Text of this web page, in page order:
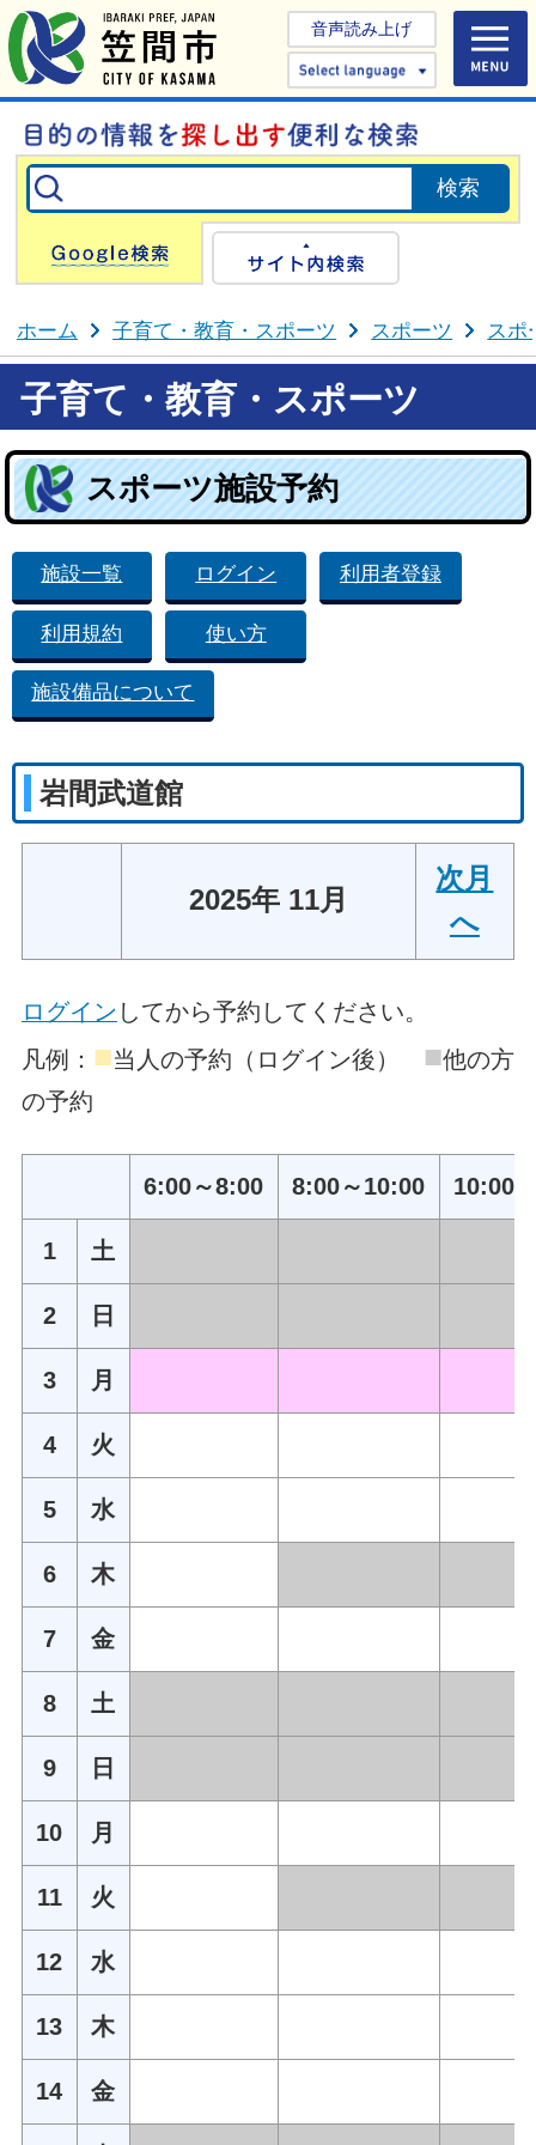
音声読み上げ
Select
Google検索
ホーム 子育て・教育・スポーツ スポーツ スポ
子育て・教育・スポーツ
スポーツ施設予約
施設一覧 ログイン 利用者登録
利用規約 使い方
施設備品について
岩間武道館
2025年 11月
次月
へ
ログイン してから予約してください。
凡例： ■当人の予約（ログイン後） ■他の方
の予約
6:00～8:00 8:00～10:00 10:00
1 土
2 日
3 月
4 火
5 水
6 木
7 金
8 土
9 日
10 月
11 火
12 水
13 木
14 金